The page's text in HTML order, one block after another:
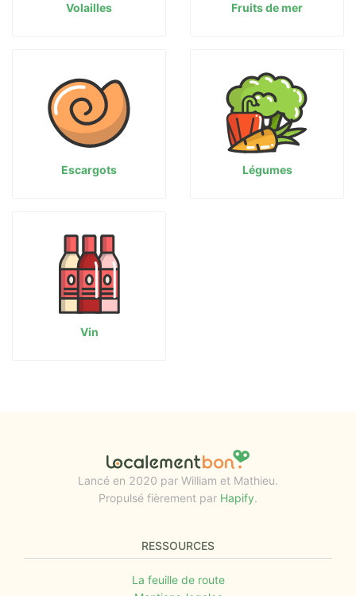
Volailles Fruits de mer
Escargots Légumes
Vin
Lancé en 2020 par William et Mathieu.
Propulsé fièrement par Hapify.
RESSOURCES
La feuille de route